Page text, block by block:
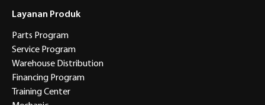
Layanan Produk
Parts Program
Service Program
Warehouse Distribution
Financing Program
Training Center